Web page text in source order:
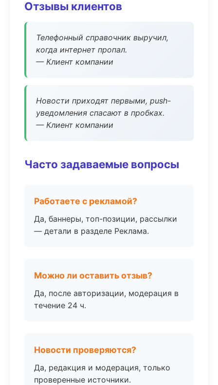
Отзывы клиентов
Телефонный справочник выручил,
когда интернет пропал.
— Клиент компании
Новости приходят первыми, push-
уведомления спасают в пробках.
— Клиент компании
Часто задаваемые вопросы
Работаете с рекламой?
Да, баннеры, топ-позиции, рассылки
— детали в разделе Реклама.
Можно ли оставить отзыв?
Да, после авторизации, модерация в
течение 24 ч.
Новости проверяются?
Да, редакция и модерация, только
проверенные источники.